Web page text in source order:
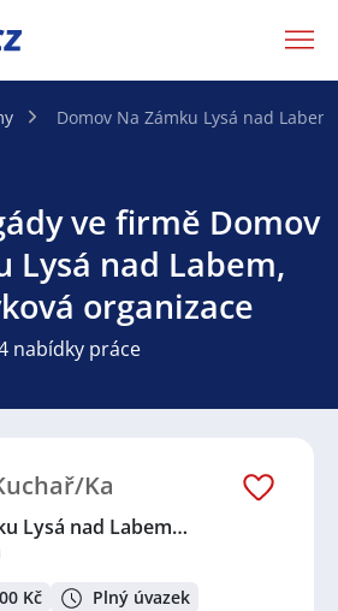
Domov Na Zámku Lysá nad
ve firmě Domov
Lysá nad Labem,
organizace
nabídky práce
Ka
Lysá nad Labem…
Kč Plný úvazek